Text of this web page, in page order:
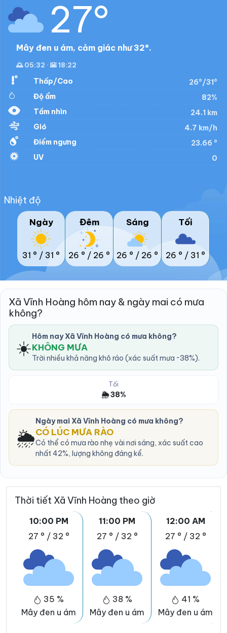
27°
Mây đen u ám, cảm giác như 32°.
🌅 05:32 · 🌇 18:22
Thấp/Cao
26°/31°
Độ ẩm
82%
Tầm nhìn
24.1 km
Gió
4.7 km/h
Điểm ngưng
23.66 °
UV
0
Nhiệt độ
Ngày
31 ° / 31 °
Đêm
26 ° / 26 °
Sáng
26 ° / 26 °
Tối
26 ° / 31 °
Xã Vĩnh Hoàng hôm nay & ngày mai có mưa
không?
☀️ Hôm nay Xã Vĩnh Hoàng có mưa không?
KHÔNG MƯA
Trời nhiều khả năng khô ráo (xác suất mưa ~38%).
Tối
🌦️ 38%
🌦️
Ngày mai Xã Vĩnh Hoàng có mưa không?
CÓ LÚC MƯA RÀO
Có thể có mưa rào nhẹ vài nơi sáng, xác suất cao
nhất 42%, lượng không đáng kể.
Thời tiết Xã Vĩnh Hoàng theo giờ
10:00 PM
27 ° / 32 °
35 %
Mây đen u ám
11:00 PM
27 ° / 32 °
38 %
Mây đen u ám
12:00 AM
27 ° / 32 °
41 %
Mây đen u ám